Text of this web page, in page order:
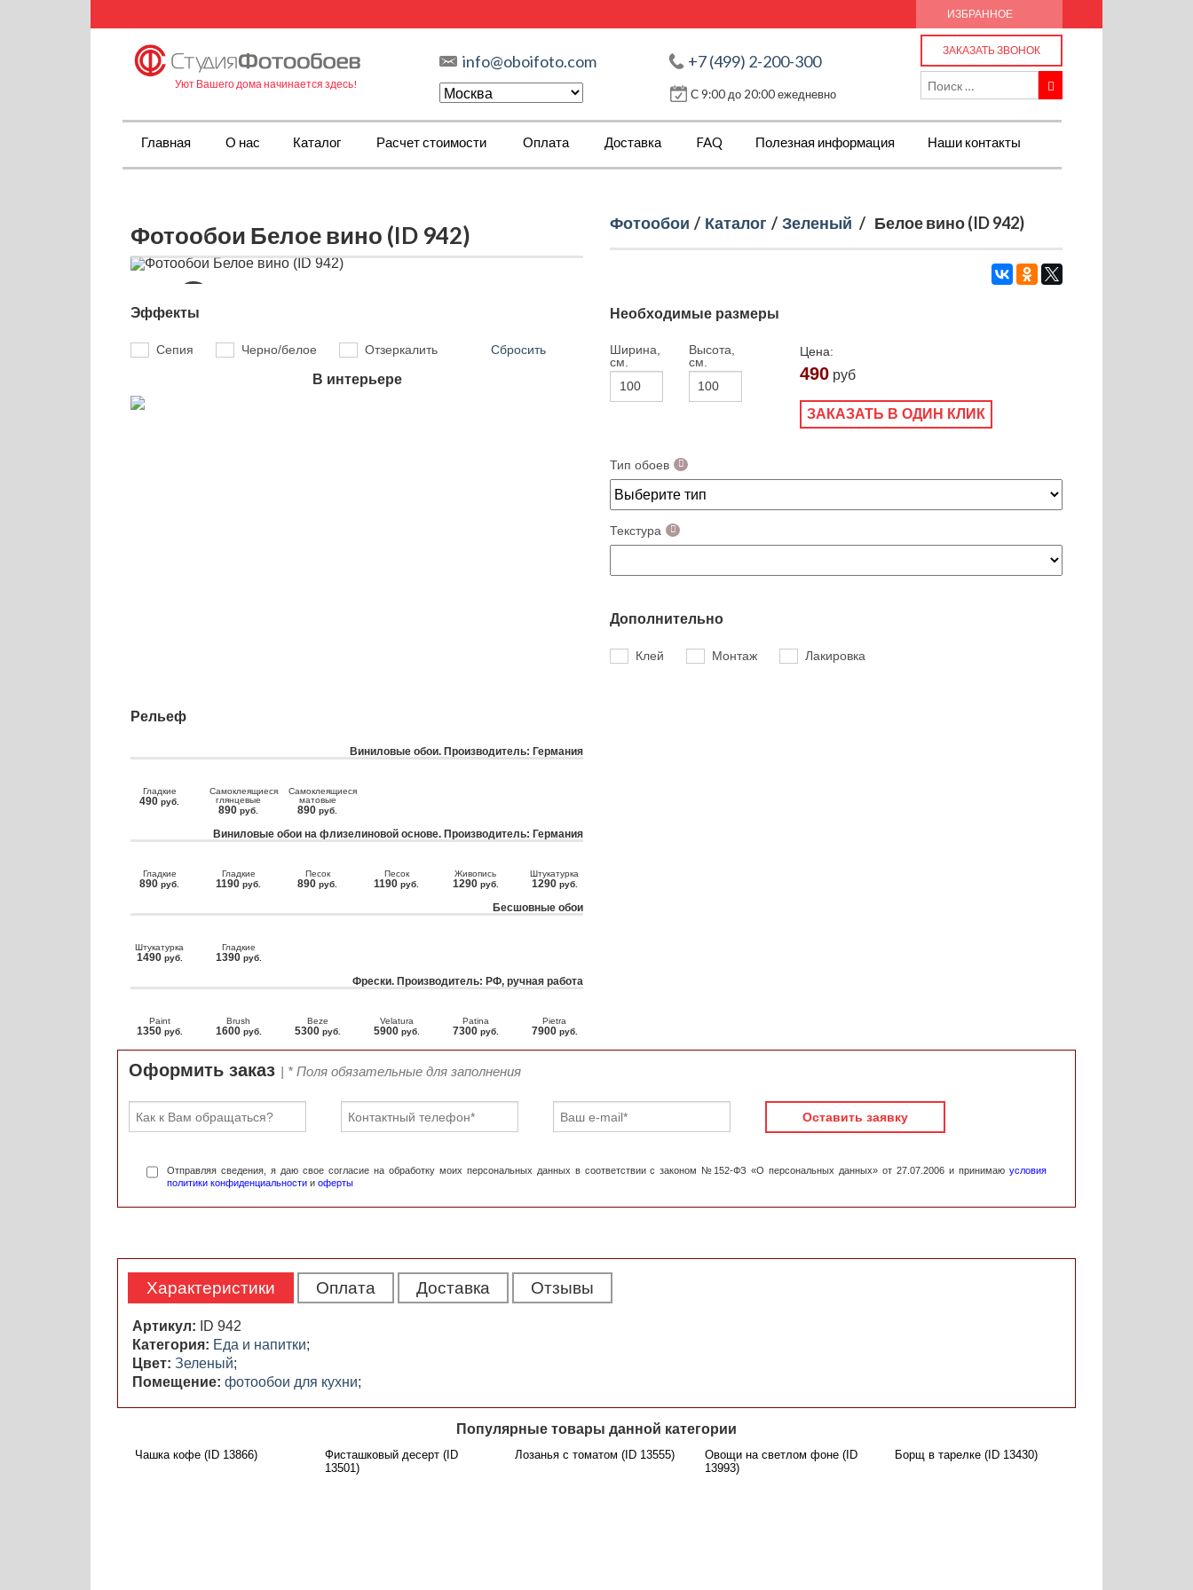
ИЗБРАННОЕ
Уют Вашего дома начинается здесь!
info@oboifoto.com +7 (499) 2-200-300
С 9:00 до 20:00 ежедневно
ЗАКАЗАТЬ ЗВОНОК
Главная О нас Каталог Расчет стоимости Оплата Доставка FAQ Полезная информация Наши контакты
Фотообои Белое вино (ID 942)
Эффекты
Сепия Черно/белое Отзеркалить Сбросить
В интерьере
Фотообои / Каталог / Зеленый / Белое вино (ID 942)
Необходимые размеры
Ширина,
см.
Высота,
см.
Цена:
490 руб
ЗАКАЗАТЬ В ОДИН КЛИК
Тип обоев
Текстура
Дополнительно
Клей Монтаж Лакировка
Рельеф
Виниловые обои. Производитель: Германия
Гладкие
490 руб.
Самоклеящиеся
глянцевые
890 руб.
Самоклеящиеся
матовые
890 руб.
Виниловые обои на флизелиновой основе. Производитель: Германия
Гладкие
890 руб.
Гладкие
1190 руб.
Песок
890 руб.
Песок
1190 руб.
Живопись
1290 руб.
Штукатурка
1290 руб.
Бесшовные обои
Штукатурка
1490 руб.
Гладкие
1390 руб.
Фрески. Производитель: РФ, ручная работа
Paint
1350 руб.
Brush
1600 руб.
Beze
5300 руб.
Velatura
5900 руб.
Patina
7300 руб.
Pietra
7900 руб.
Оформить заказ | * Поля обязательные для заполнения
Оставить заявку
Отправляя сведения, я даю свое согласие на обработку моих персональных данных в соответствии с законом №152-ФЗ «О персональных данных» от 27.07.2006 и принимаю условия
политики конфиденциальности и оферты
Характеристики Оплата Доставка Отзывы
Артикул:
ID 942
Категория: Еда и напитки;
Цвет: Зеленый;
Помещение: фотообои для кухни;
Популярные товары данной категории
Чашка кофе (ID 13866)
Фисташковый десерт (ID
13501)
Лозанья с томатом (ID 13555)
Овощи на светлом фоне (ID
13993)
Борщ в тарелке (ID 13430)